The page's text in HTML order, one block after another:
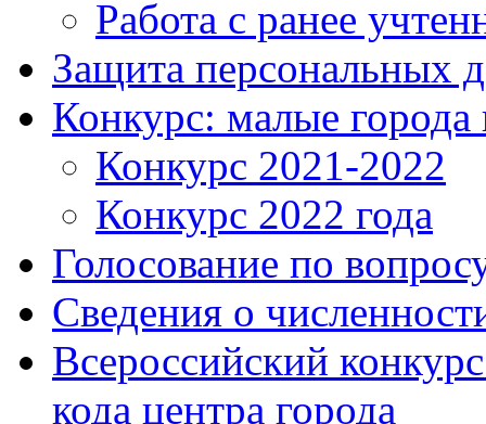
Работа с ранее
Защита персональных
Конкурс: малые города
Конкурс 2021-2022
Конкурс 2022 года
Голосование по
Сведения о
Всероссийский
кода центра города